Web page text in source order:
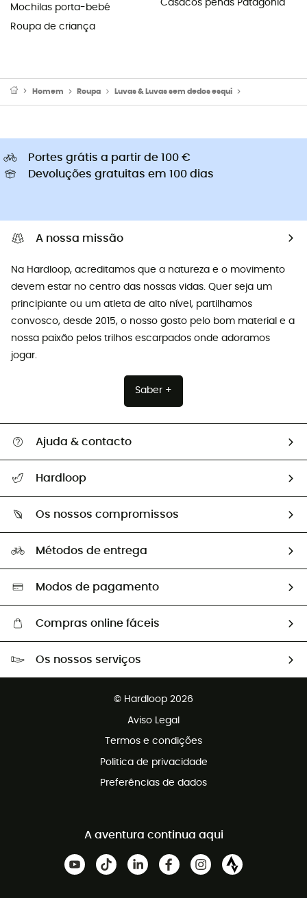
Mochilas porta-bebé
Roupa de criança
Casacos penas Patagonia
Homem Roupa Luvas & Luvas sem dedos esqui
Portes grátis a partir de 100 €
Devoluções gratuitas em 100 dias
A nossa missão
Na Hardloop, acreditamos que a natureza e o movimento
devem estar no centro das nossas vidas. Quer seja um
principiante ou um atleta de alto nível, partilhamos
convosco, desde 2015, o nosso gosto pelo bom material e a
nossa paixão pelos trilhos escarpados onde adoramos
jogar.
Saber +
Ajuda & contacto
Devoluções e reembolsos
Guia de tamanhos
Trocas & Devoluções
Hardloop
Os nossos embaixadores
Os nossos compromissos
Seleção eco-responsável
Métodos de entrega
Modos de pagamento
Compras online fáceis
Devoluções gratuitas em 100 dias
Os nossos serviços
© Hardloop 2026
Aviso Legal
Termos e condições
Politica de privacidade
Preferências de dados
A aventura continua aqui